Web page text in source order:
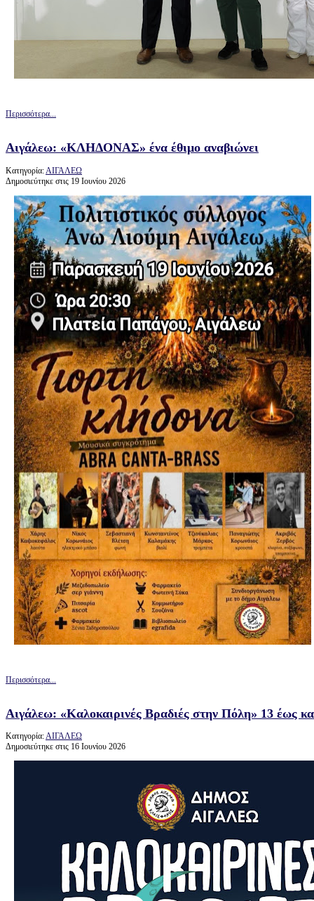
Περισσότερα...
Αιγάλεω: «ΚΛΗΔΟΝΑΣ» ένα έθιμο αναβιώνει
Κατηγορία: ΑΙΓΑΛΕΩ
Δημοσιεύτηκε στις 19 Ιουνίου 2026
Περισσότερα...
Αιγάλεω: «Καλοκαιρινές Βραδιές στην Πόλη» 13 έως
Κατηγορία:ΑΙΓΑΛΕΩ
Δημοσιεύτηκε στις 16 Ιουνίου 2026